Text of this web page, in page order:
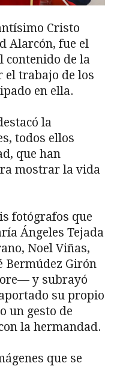
Cristo
Alarcón, fue el
contenido de la
el trabajo de los
en ella.
la
todos ellos
que han
mostrar la vida
fotógrafos que
Ángeles Tejada
Noel Viñas,
Bermúdez Girón
y subrayó
su propio
un gesto de
la hermandad.
que se